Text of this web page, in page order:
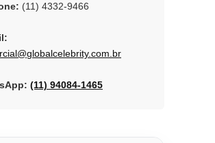
(11) 4332-9466
(11) 94084-1465